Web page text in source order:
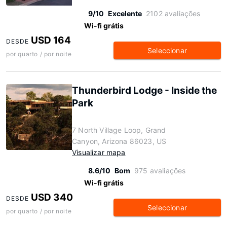
9/10 Excelente 2102 avaliações
Wi-fi grátis
DESDE USD 164
por quarto / por noite Seleccionar
Thunderbird Lodge - Inside the
Park
7 North Village Loop, Grand
Canyon, Arizona 86023, US
Visualizar mapa
8.6/10 Bom 975 avaliações
Wi-fi grátis
DESDE USD 340
por quarto / por noite Seleccionar